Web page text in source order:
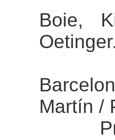
Boie,
Martín /